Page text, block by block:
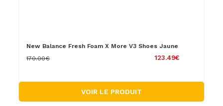
New Balance Fresh Foam X More V3 Shoes Jaune
123.49€
170.00€
VOIR LE PRODUIT